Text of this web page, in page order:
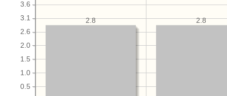
0.5
1.0
1.5
2.0
2.6
3.1
3.6
2.8
2.8